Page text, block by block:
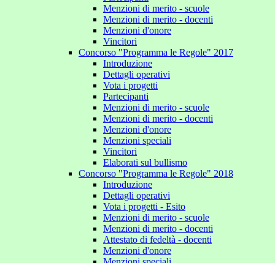
Menzioni di merito - scuole
Menzioni di merito - docenti
Menzioni d'onore
Vincitori
Concorso "Programma le Regole" 2017
Introduzione
Dettagli operativi
Vota i progetti
Partecipanti
Menzioni di merito - scuole
Menzioni di merito - docenti
Menzioni d'onore
Menzioni speciali
Vincitori
Elaborati sul bullismo
Concorso "Programma le Regole" 2018
Introduzione
Dettagli operativi
Vota i progetti - Esito
Menzioni di merito - scuole
Menzioni di merito - docenti
Attestato di fedeltà - docenti
Menzioni d'onore